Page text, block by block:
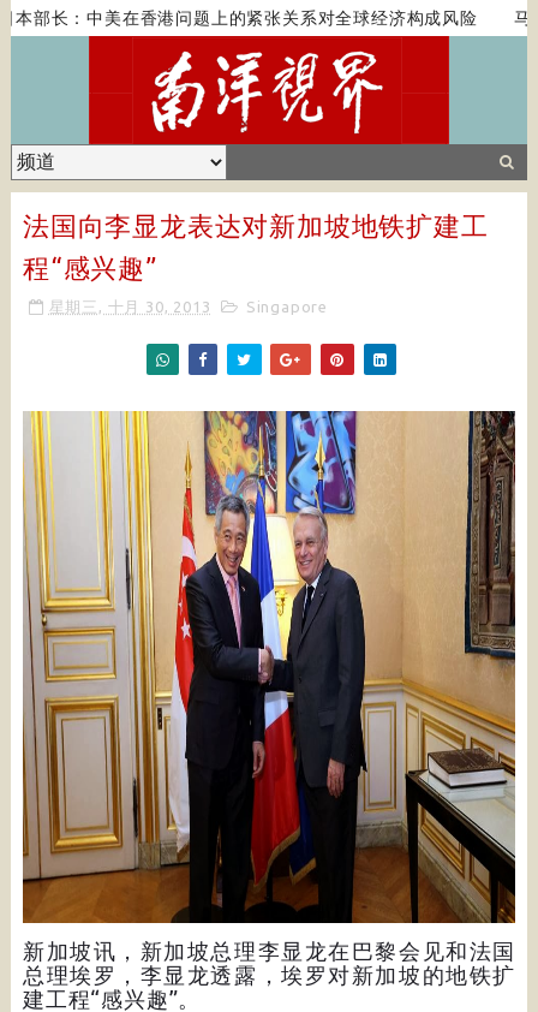
部长：中美在香港问题上的紧张关系对全球经济构成风险 马
法国向李显龙表达对新加坡地铁扩建工
程“感兴趣”
星期三, 十月 30, 2013 Singapore
新加坡讯，新加坡总理李显龙在巴黎会见和法国
总理埃罗，李显龙透露，埃罗对新加坡的地铁扩
建工程“感兴趣”。